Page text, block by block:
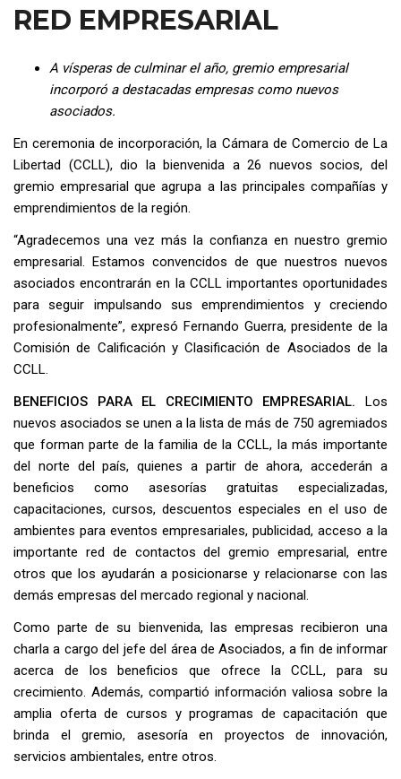
RED EMPRESARIAL
A vísperas de culminar el año, gremio empresarial
incorporó a destacadas empresas como nuevos
asociados.
En ceremonia de incorporación, la Cámara de Comercio de La
Libertad (CCLL), dio la bienvenida a 26 nuevos socios, del
gremio empresarial que agrupa a las principales compañías y
emprendimientos de la región.
“Agradecemos una vez más la confianza en nuestro gremio
empresarial. Estamos convencidos de que nuestros nuevos
asociados encontrarán en la CCLL importantes oportunidades
para seguir impulsando sus emprendimientos y creciendo
profesionalmente”, expresó Fernando Guerra, presidente de la
Comisión de Calificación y Clasificación de Asociados de la
CCLL.
BENEFICIOS PARA EL CRECIMIENTO EMPRESARIAL. Los
nuevos asociados se unen a la lista de más de 750 agremiados
que forman parte de la familia de la CCLL, la más importante
del norte del país, quienes a partir de ahora, accederán a
beneficios como asesorías gratuitas especializadas,
capacitaciones, cursos, descuentos especiales en el uso de
ambientes para eventos empresariales, publicidad, acceso a la
importante red de contactos del gremio empresarial, entre
otros que los ayudarán a posicionarse y relacionarse con las
demás empresas del mercado regional y nacional.
Como parte de su bienvenida, las empresas recibieron una
charla a cargo del jefe del área de Asociados, a fin de informar
acerca de los beneficios que ofrece la CCLL, para su
crecimiento. Además, compartió información valiosa sobre la
amplia oferta de cursos y programas de capacitación que
brinda el gremio, asesoría en proyectos de innovación,
servicios ambientales, entre otros.